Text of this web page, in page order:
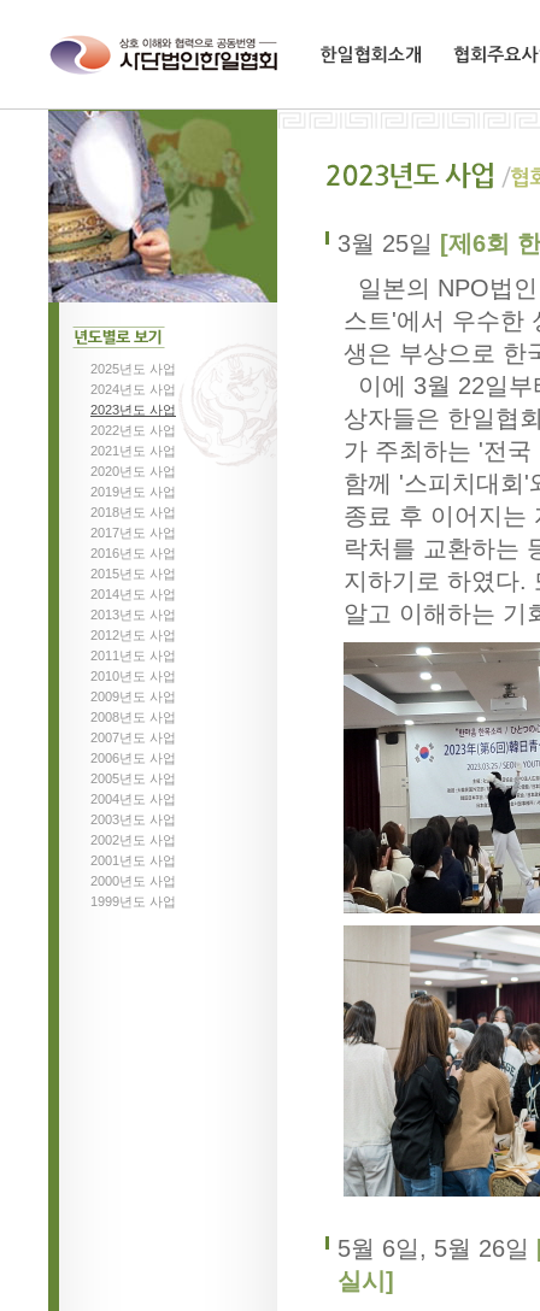
년도별로보기
2025년도 사업
2024년도 사업
2023년도 사업
2022년도 사업
2021년도 사업
2020년도 사업
2019년도 사업
2018년도 사업
2017년도 사업
2016년도 사업
2015년도 사업
2014년도 사업
2013년도 사업
2012년도 사업
2011년도 사업
2010년도 사업
2009년도 사업
2008년도 사업
2007년도 사업
2006년도 사업
2005년도 사업
2004년도 사업
2003년도 사업
2002년도 사업
2001년도 사업
2000년도 사업
1999년도 사업
3월 25일 [제6회
일본의 NPO법
스트'에서 우수한
생은 부상으로 한
이에 3월 22일
상자들은 한일협
가 주최하는 '전
함께 '스피치대회'
종료 후 이어지는
락처를 교환하는
지하기로 하였다.
알고 이해하는 기
5월 6일, 5월 26일
실시]